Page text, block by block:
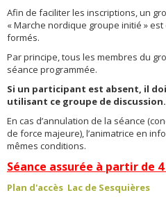
Galerie Vidéos
Traces
Sites
Blog
Afin de faciliter les inscriptions, un
« Marche nordique groupe initié »
formés.
Par principe, tous les membres du
séance programmée.
Si un participant est absent, il
utilisant ce groupe de discussion.
En cas d’annulation de la séance
de force majeure), l’animatrice en
mêmes conditions.
Séance assurée à partir de
Plan d'accès Lac de Sesquières